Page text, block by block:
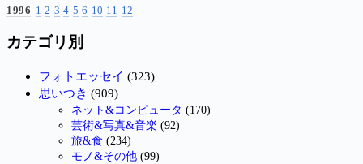
1996 1 2 3 4 5 6 10 11 12
カテゴリ別
フォトエッセイ (323)
思いつき (909)
ネット&コンピュータ (170)
芸術&写真&音楽 (92)
旅&食 (234)
モノ&その他 (99)